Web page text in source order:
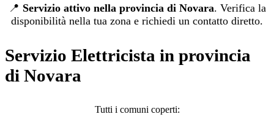
📍 Servizio attivo nella provincia di Novara. Verifica la
disponibilità nella tua zona e richiedi un contatto diretto.
Servizio Elettricista in provincia
di Novara
Tutti i comuni coperti: